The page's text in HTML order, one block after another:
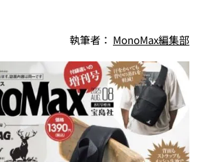
執筆者： MonoMax編集部